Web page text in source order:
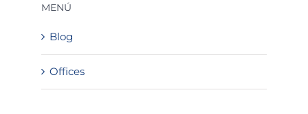
MENÚ
Blog
Offices